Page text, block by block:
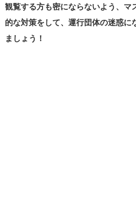
観覧する方も密にならないよう、マ
的な対策をして、運行団体の迷惑に
ましょう！